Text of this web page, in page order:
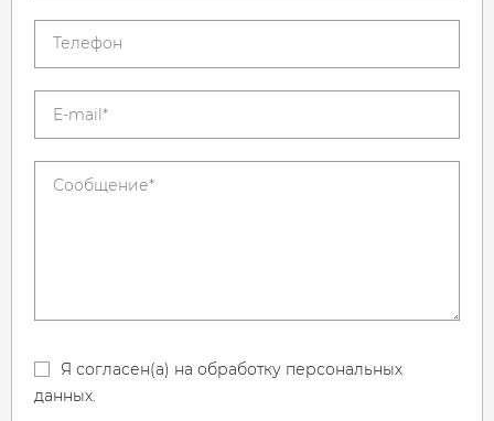
Я согласен(а) на обработку персональных
данных.